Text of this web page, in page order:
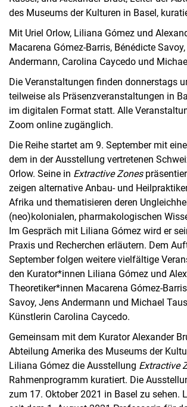
des Museums der Kulturen in Basel,
Mit Uriel Orlow, Liliana Gómez und
Macarena Gómez-Barris, Bénédicte
Andermann, Carolina Caycedo und
Die Veranstaltungen finden donnerstags
teilweise als Präsenzveranstaltungen in
im digitalen Format statt. Alle
Zoom online zugänglich.
Die Reihe startet am 9. September mit
dem in der Ausstellung vertretenen
Orlow. Seine in Extractive Zones
zeigen alternative Anbau- und
Afrika und thematisieren deren
(neo)kolonialen, pharmakologischen
Im Gespräch mit Liliana Gómez wird er
Praxis und Recherchen erläutern. Dem
September folgen weitere vielfältige
den Kurator*innen Liliana Gómez und
Theoretiker*innen Macarena Gómez-
Savoy, Jens Andermann und Michael
Künstlerin Carolina Caycedo.
Gemeinsam mit dem Kurator Alexander
Abteilung Amerika des Museums der
Liliana Gómez die Ausstellung Extractive
Rahmenprogramm kuratiert. Die
zum 17. Oktober 2021 in Basel zu sehen.